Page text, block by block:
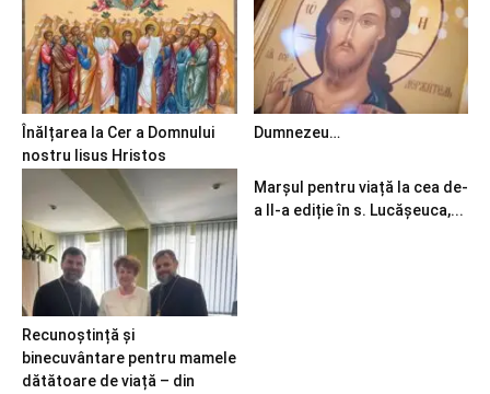
Înălțarea la Cer a Domnului
nostru Iisus Hristos
Dumnezeu…
Recunoștință și
binecuvântare pentru mamele
dătătoare de viață – din
Marșul pentru viață la cea de-
a II-a ediție în s. Lucășeuca,...